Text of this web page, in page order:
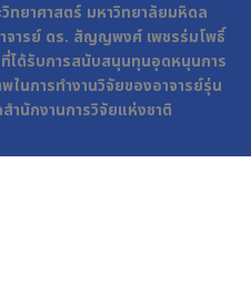
ศาสตร์ มหาวิทยาลัยมหิดล
จารย์ ดร. สัญญพงศ์ เพชรร่มโพธิ์
ได้รับการสนับสนุนทุนอุดหนุนการ
นการทำงานวิจัยของอาจารย์รุ่น
ำนักงานการวิจัยแห่งชาติ